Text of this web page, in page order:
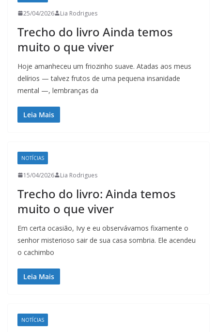
25/04/2026 Lia Rodrigues
Trecho do livro Ainda temos
muito o que viver
Hoje amanheceu um friozinho suave. Atadas aos meus
delírios — talvez frutos de uma pequena insanidade
mental —, lembranças da
Leia Mais
NOTÍCIAS
15/04/2026 Lia Rodrigues
Trecho do livro: Ainda temos
muito o que viver
Em certa ocasião, Ivy e eu observávamos fixamente o
senhor misterioso sair de sua casa sombria. Ele acendeu
o cachimbo
Leia Mais
NOTÍCIAS